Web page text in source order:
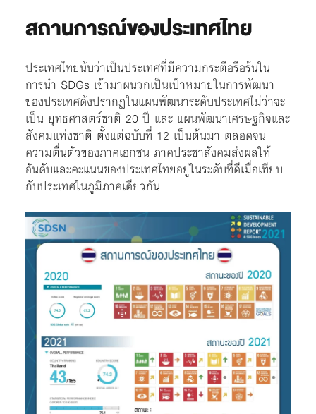
สถานการณ์ของประเทศไทย
ประเทศไทยนับว่าเป็นประเทศที่มีความกระตือรือร้นใน
การนำ SDGs เข้ามาผนวกเป็นเป้าหมายในการพัฒนา
ของประเทศดังปรากฏในแผนพัฒนาระดับประเทศไม่ว่าจะ
เป็น ยุทธศาสตร์ชาติ 20 ปี และ แผนพัฒนาเศรษฐกิจและ
สังคมแห่งชาติ ตั้งแต่ฉบับที่ 12 เป็นต้นมา ตลอดจน
ความตื่นตัวของภาคเอกชน ภาคประชาสังคมส่งผลให้
อันดับและคะแนนของประเทศไทยอยู่ในระดับที่ดีเมื่อเทียบ
กับประเทศในภูมิภาคเดียวกัน